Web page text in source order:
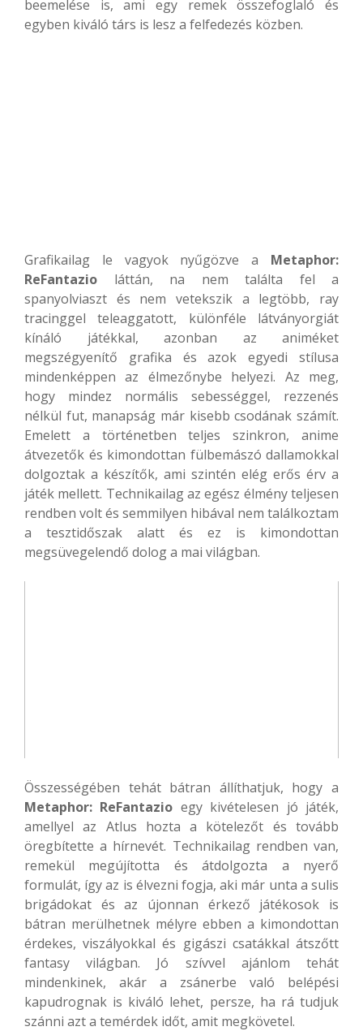
beemelése is, ami egy remek összefoglaló és
egyben kiváló társ is lesz a felfedezés közben.
Grafikailag le vagyok nyűgözve a Metaphor:
ReFantazio láttán, na nem találta fel a
spanyolviaszt és nem vetekszik a legtöbb, ray
tracinggel teleaggatott, különféle látványorgiát
kínáló játékkal, azonban az animéket
megszégyenítő grafika és azok egyedi stílusa
mindenképpen az élmezőnybe helyezi. Az meg,
hogy mindez normális sebességgel, rezzenés
nélkül fut, manapság már kisebb csodának számít.
Emelett a történetben teljes szinkron, anime
átvezetők és kimondottan fülbemászó dallamokkal
dolgoztak a készítők, ami szintén elég erős érv a
játék mellett. Technikailag az egész élmény teljesen
rendben volt és semmilyen hibával nem találkoztam
a tesztidőszak alatt és ez is kimondottan
megsüvegelendő dolog a mai világban.
Összességében tehát bátran állíthatjuk, hogy a
Metaphor: ReFantazio egy kivételesen jó játék,
amellyel az Atlus hozta a kötelezőt és tovább
öregbítette a hírnevét. Technikailag rendben van,
remekül megújította és átdolgozta a nyerő
formulát, így az is élvezni fogja, aki már unta a sulis
brigádokat és az újonnan érkező játékosok is
bátran merülhetnek mélyre ebben a kimondottan
érdekes, viszályokkal és gigászi csatákkal átszőtt
fantasy világban. Jó szívvel ajánlom tehát
mindenkinek, akár a zsánerbe való belépési
kapudrognak is kiváló lehet, persze, ha rá tudjuk
szánni azt a temérdek időt, amit megkövetel.